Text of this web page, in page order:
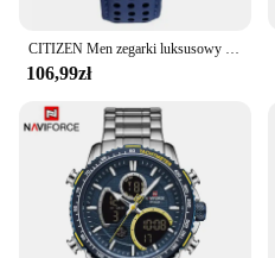
CITIZEN Men zegarki luksusowy Trend zegar kwarcowy świecący kalendarz wodoodporny wielofunkcyjny fantazyjny okrągły automatyczny zegarek ze stali nierdzewnej
106,99zł